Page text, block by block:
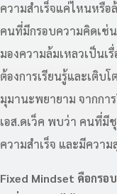
ความสำเร็จแค่ไหนหรื
คนที่มีกรอบความคิดเช่
มองความล้มเหลวเป็นเ
ต้องการเรียนรู้และเติบ
มุมานะพยายาม จากกา
เอส.ดเว็ค พบว่า คนที่มี
ความสำเร็จ และมีควา
Fixed Mindset คือกรอ